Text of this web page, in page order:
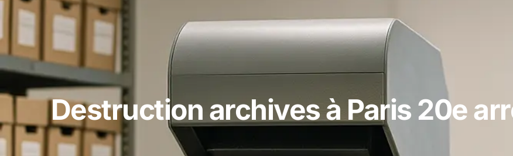
Destruction archives à Paris 20e